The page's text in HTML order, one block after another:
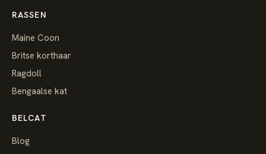
RASSEN
Maine Coon
Britse korthaar
Ragdoll
Bengaalse kat
BELCAT
Blog